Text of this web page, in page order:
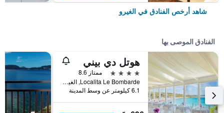
شاهد أرخص الفنادق في الغيرو
الفنادق الموصى بها
هوتل دي بيني
4 نجوم
ممتاز 8.6
Localita Le Bombarde, الغيرو, سردينيا, إيطاليا
6.1 كيلومتر عن وسط المدينة